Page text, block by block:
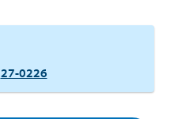
27-0226